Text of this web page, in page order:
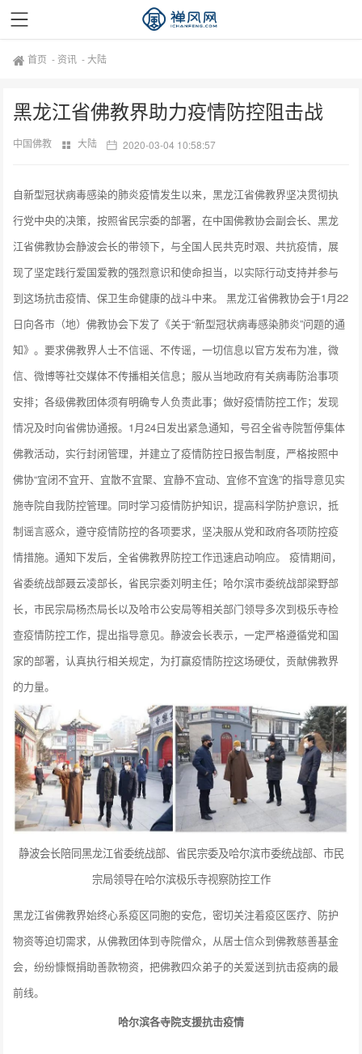
首页 - 资讯 -大陆
黑龙江省佛教界助力疫情防控阻击战
中国佛教 大陆 2020-03-04 10:58:57
自新型冠状病毒感染的肺炎疫情发生以来，黑龙江省佛教界坚决贯彻执
行党中央的决策，按照省民宗委的部署，在中国佛教协会副会长、黑龙
江省佛教协会静波会长的带领下，与全国人民共克时艰、共抗疫情，展
现了坚定践行爱国爱教的强烈意识和使命担当，以实际行动支持并参与
到这场抗击疫情、保卫生命健康的战斗中来。 黑龙江省佛教协会于1月22
日向各市（地）佛教协会下发了《关于“新型冠状病毒感染肺炎”问题的通
知》。要求佛教界人士不信谣、不传谣，一切信息以官方发布为准，微
信、微博等社交媒体不传播相关信息；服从当地政府有关病毒防治事项
安排；各级佛教团体须有明确专人负责此事；做好疫情防控工作；发现
情况及时向省佛协通报。1月24日发出紧急通知，号召全省寺院暂停集体
佛教活动，实行封闭管理，并建立了疫情防控日报告制度，严格按照中
佛协“宜闭不宜开、宜散不宜聚、宜静不宜动、宜修不宜逸”的指导意见实
施寺院自我防控管理。同时学习疫情防护知识，提高科学防护意识，抵
制谣言惑众，遵守疫情防控的各项要求，坚决服从党和政府各项防控疫
情措施。通知下发后，全省佛教界防控工作迅速启动响应。 疫情期间，
省委统战部聂云凌部长，省民宗委刘明主任；哈尔滨市委统战部梁野部
长，市民宗局杨杰局长以及哈市公安局等相关部门领导多次到极乐寺检
查疫情防控工作，提出指导意见。静波会长表示，一定严格遵循党和国
家的部署，认真执行相关规定，为打赢疫情防控这场硬仗，贡献佛教界
的力量。
静波会长陪同黑龙江省委统战部、省民宗委及哈尔滨市委统战部、市民
宗局领导在哈尔滨极乐寺视察防控工作
黑龙江省佛教界始终心系疫区同胞的安危，密切关注着疫区医疗、防护
物资等迫切需求，从佛教团体到寺院僧众，从居士信众到佛教慈善基金
会，纷纷慷慨捐助善款物资，把佛教四众弟子的关爱送到抗击疫病的最
前线。
哈尔滨各寺院支援抗击疫情